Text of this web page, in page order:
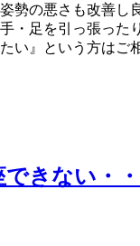
の悪さも改善
足を引っ張った
い』という方はご
きない・